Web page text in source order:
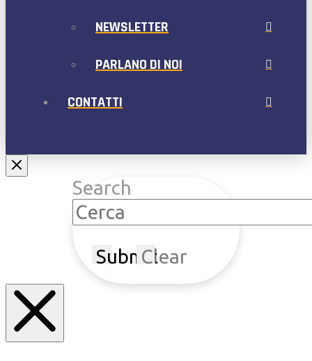
NEWSLETTER
PARLANO DI NOI
CONTATTI
Search
SubmitClear